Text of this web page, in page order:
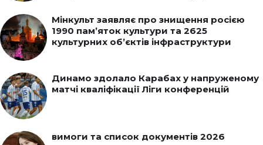
Мінкульт заявляє про знищення росією
1990 пам’яток культури та 2625
культурних об’єктів інфраструктури
Динамо здолало Карабах у напруженому
матчі кваліфікації Ліги конференцій
вимоги та список документів 2026